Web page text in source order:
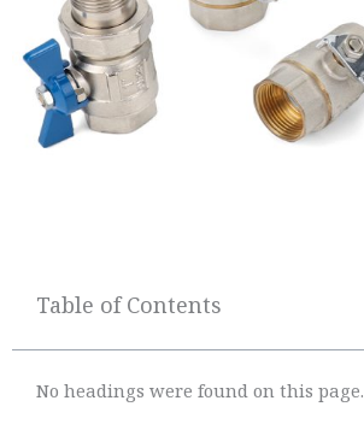
Table of Contents
No headings were found on this page.